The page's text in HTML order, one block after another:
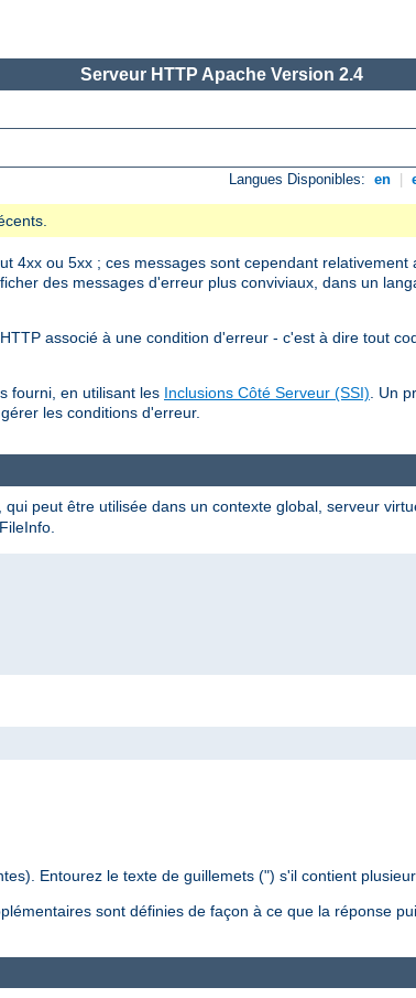
Serveur HTTP Apache Version 2.4
Langues Disponibles: en
4xx ou 5xx ; ces messages sont cependant relativement
des messages d'erreur plus conviviaux, dans un
associé à une condition d'erreur - c'est à dire tout
fourni, en utilisant les Inclusions Côté Serveur (SSI). Un
les conditions d'erreur.
, qui peut être utilisée dans un contexte global, serveur
Entourez le texte de guillemets (") s'il contient
sont définies de façon à ce que la réponse